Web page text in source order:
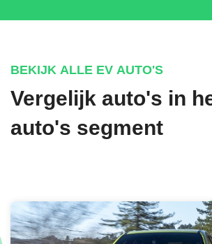
BEKIJK ALLE EV AUTO'S
Vergelijk auto's in het kleine
auto's segment